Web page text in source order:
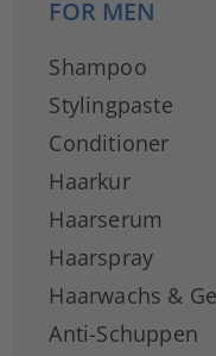
FOR MEN
Shampoo
Stylingpaste
Conditioner
Haarkur
Haarserum
Haarspray
Haarwachs &
Anti-Schuppen